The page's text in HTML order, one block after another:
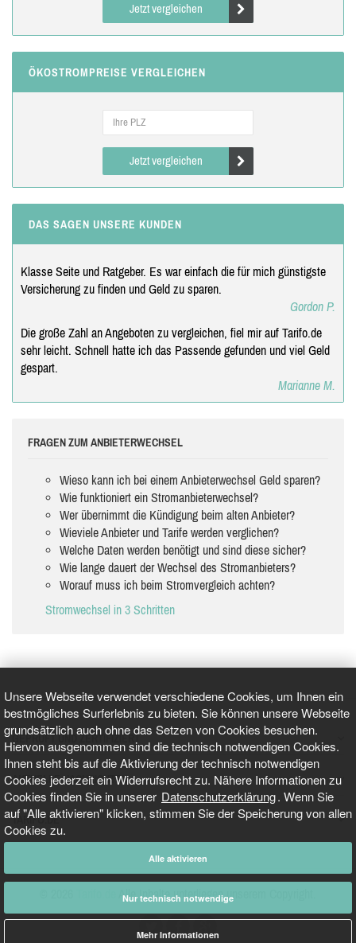
Unsere Webseite verwendet verschiedene Cookies, um Ihnen ein
bestmögliches Surferlebnis zu bieten. Sie können unsere Webseite
grundsätzlich auch ohne das Setzen von Cookies besuchen.
Hiervon ausgenommen sind die technisch notwendigen Cookies.
Ihnen steht bis auf die Aktivierung der technisch notwendigen
Cookies jederzeit ein Widerrufsrecht zu. Nähere Informationen zu
Cookies finden Sie in unserer Datenschutzerklärung. Wenn Sie
auf "Alle aktivieren" klicken, stimmen Sie der Speicherung von allen
Cookies zu.
Alle aktivieren
Nur technisch notwendige
Mehr Informationen
Jetzt vergleichen
ÖKOSTROMPREISE VERGLEICHEN
Jetzt vergleichen
DAS SAGEN UNSERE KUNDEN
Klasse Seite und Ratgeber. Es war einfach die für mich günstigste
Versicherung zu finden und Geld zu sparen.
Gordon P.
Die große Zahl an Angeboten zu vergleichen, fiel mir auf Tarifo.de
sehr leicht. Schnell hatte ich das Passende gefunden und viel Geld
gespart.
Marianne M.
FRAGEN ZUM ANBIETERWECHSEL
Wieso kann ich bei einem Anbieterwechsel Geld sparen?
Wie funktioniert ein Stromanbieterwechsel?
Wer übernimmt die Kündigung beim alten Anbieter?
Wieviele Anbieter und Tarife werden verglichen?
Welche Daten werden benötigt und sind diese sicher?
Wie lange dauert der Wechsel des Stromanbieters?
Worauf muss ich beim Stromvergleich achten?
Stromwechsel in 3 Schritten
GEPRÜFT UND ZERTIFIZIERT
AKTUELLE NACHRICHTEN
TARIFO.DE
Alle Inhalte unterliegen unserem Copyright.